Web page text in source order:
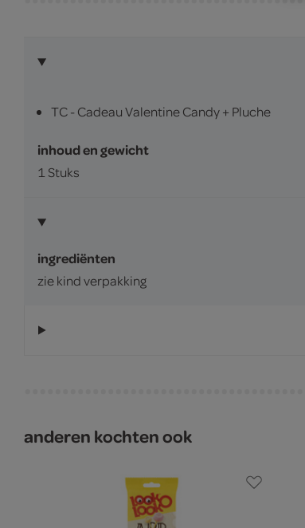
TC - Cadeau Valentine Candy + Pluche
inhoud en gewicht
1 Stuks
ingrediënten
zie kind verpakking
anderen kochten ook